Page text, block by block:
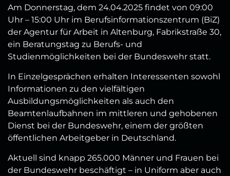
Am Donnerstag, dem 24.04.2025 findet von 09:00
Uhr – 15:00 Uhr im Berufsinformationszentrum (BiZ)
der Agentur für Arbeit in Altenburg, Fabrikstraße 30,
ein Beratungstag zu Berufs- und
Studienmöglichkeiten bei der Bundeswehr statt.
In Einzelgesprächen erhalten Interessenten sowohl
Informationen zu den vielfältigen
Ausbildungsmöglichkeiten als auch den
Beamtenlaufbahnen im mittleren und gehobenen
Dienst bei der Bundeswehr, einem der größten
öffentlichen Arbeitgeber in Deutschland.
Aktuell sind knapp 265.000 Männer und Frauen bei
der Bundeswehr beschäftigt – in Uniform aber auch